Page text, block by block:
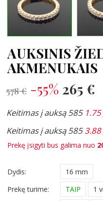
AUKSINIS
AKMENUKAIS
578 € -55% 265 €
Keitimas į auksą 585
Keitimas į auksą 5853.88
Prekę įsigyti bus galima nuo
Dydis:
16 mm
Prekę turime:
TAIP
1